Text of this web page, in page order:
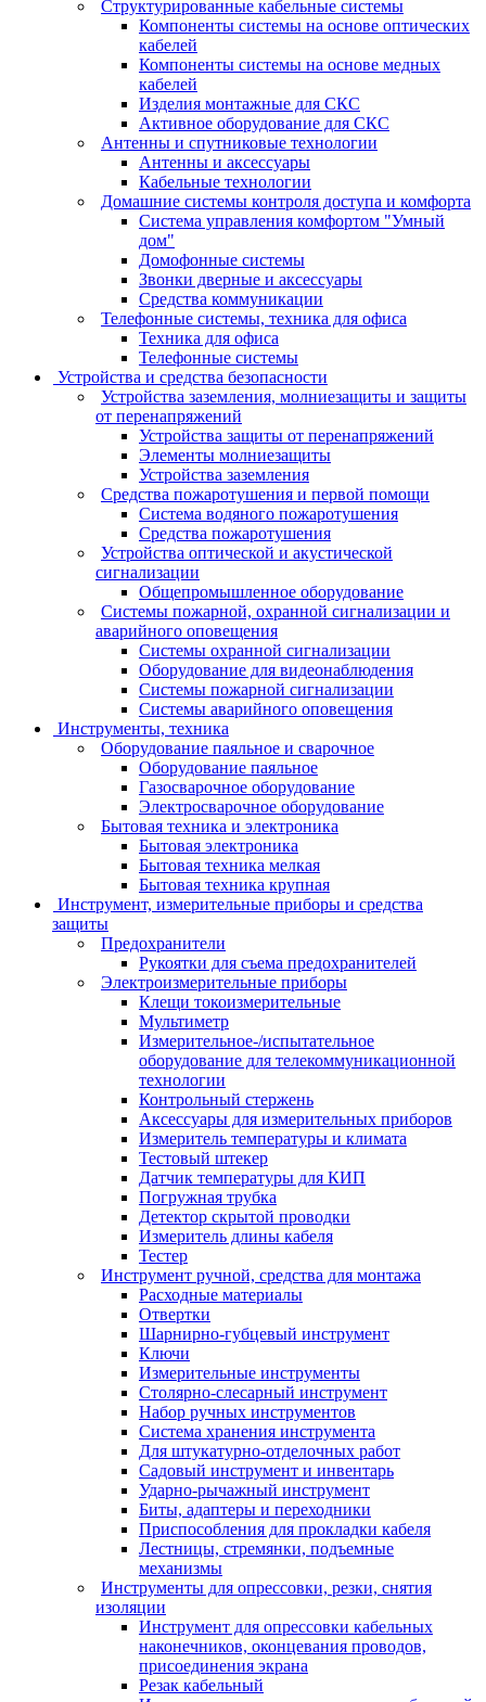
Структурированные кабельные системы
Компоненты системы на основе оптических
кабелей
Компоненты системы на основе медных
кабелей
Изделия монтажные для СКС
Активное оборудование для СКС
Антенны и спутниковые технологии
Антенны и аксессуары
Кабельные технологии
Домашние системы контроля доступа и комфорта
Система управления комфортом "Умный
дом"
Домофонные системы
Звонки дверные и аксессуары
Средства коммуникации
Телефонные системы, техника для офиса
Техника для офиса
Телефонные системы
Устройства и средства безопасности
Устройства заземления, молниезащиты и защиты
от перенапряжений
Устройства защиты от перенапряжений
Элементы молниезащиты
Устройства заземления
Средства пожаротушения и первой помощи
Система водяного пожаротушения
Средства пожаротушения
Устройства оптической и акустической
сигнализации
Общепромышленное оборудование
Системы пожарной, охранной сигнализации и
аварийного оповещения
Системы охранной сигнализации
Оборудование для видеонаблюдения
Системы пожарной сигнализации
Системы аварийного оповещения
Инструменты, техника
Оборудование паяльное и сварочное
Оборудование паяльное
Газосварочное оборудование
Электросварочное оборудование
Бытовая техника и электроника
Бытовая электроника
Бытовая техника мелкая
Бытовая техника крупная
Инструмент, измерительные приборы и средства
защиты
Предохранители
Рукоятки для съема предохранителей
Электроизмерительные приборы
Клещи токоизмерительные
Мультиметр
Измерительное-/испытательное
оборудование для телекоммуникационной
технологии
Контрольный стержень
Аксессуары для измерительных приборов
Измеритель температуры и климата
Тестовый штекер
Датчик температуры для КИП
Погружная трубка
Детектор скрытой проводки
Измеритель длины кабеля
Тестер
Инструмент ручной, средства для монтажа
Расходные материалы
Отвертки
Шарнирно-губцевый инструмент
Ключи
Измерительные инструменты
Столярно-слесарный инструмент
Набор ручных инструментов
Система хранения инструмента
Для штукатурно-отделочных работ
Садовый инструмент и инвентарь
Ударно-рычажный инструмент
Биты, адаптеры и переходники
Приспособления для прокладки кабеля
Лестницы, стремянки, подъемные
механизмы
Инструменты для опрессовки, резки, снятия
изоляции
Инструмент для опрессовки кабельных
наконечников, оконцевания проводов,
присоединения экрана
Резак кабельный